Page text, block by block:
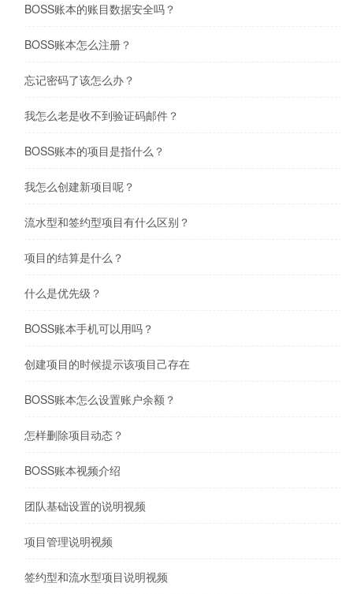
BOSS账本的账目数据安全吗？
BOSS账本怎么注册？
忘记密码了该怎么办？
我怎么老是收不到验证码邮件？
BOSS账本的项目是指什么？
我怎么创建新项目呢？
流水型和签约型项目有什么区别？
项目的结算是什么？
什么是优先级？
BOSS账本手机可以用吗？
创建项目的时候提示该项目己存在
BOSS账本怎么设置账户余额？
怎样删除项目动态？
BOSS账本视频介绍
团队基础设置的说明视频
项目管理说明视频
签约型和流水型项目说明视频